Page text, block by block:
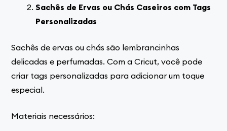
Sachês de Ervas ou Chás Caseiros com Tags
Personalizadas
Sachês de ervas ou chás são lembrancinhas
delicadas e perfumadas. Com a Cricut, você pode
criar tags personalizadas para adicionar um toque
especial.
Materiais necessários: